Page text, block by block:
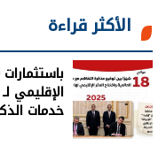
الأكثر قراءة
الإقليمي
خدمات